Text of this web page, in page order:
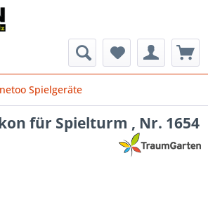
Spielgeräte
für Spielturm , Nr. 1654